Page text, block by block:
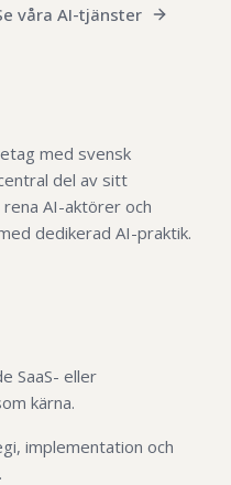
våra AI-tjänster
med svensk
del av sitt
AI-aktörer och
dedikerad AI-praktik.
SaaS- eller
kärna.
implementation och